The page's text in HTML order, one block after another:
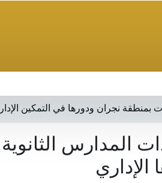
بمنطقة نجران ودورها في التمكين
المدارس
الإداري